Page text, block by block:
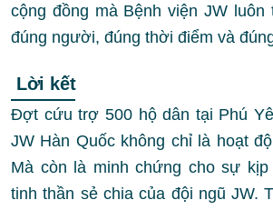
cộng đồng mà Bệnh viện JW luôn
đúng người, đúng thời điểm và
Lời kết
Đợt cứu trợ 500 hộ dân tại Phú
JW Hàn Quốc không chỉ là hoạt
Mà còn là minh chứng cho sự
tinh thần sẻ chia của đội ngũ JW.